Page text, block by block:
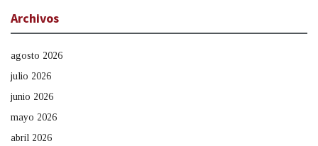
Archivos
agosto 2026
julio 2026
junio 2026
mayo 2026
abril 2026